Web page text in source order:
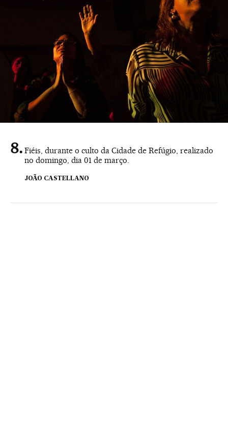
Fiéis, durante o culto da Cidade de Refúgio, realizado
no domingo, dia 01 de março.
JOÃO CASTELLANO